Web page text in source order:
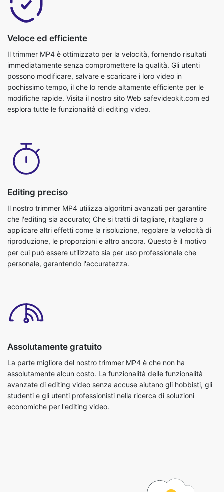
Il trimmer MP4 è ottimizzato per la velocità, fornendo risultati
immediatamente senza compromettere la qualità. Gli utenti
pochissimo tempo, il che lo rende altamente efficiente per le
modifiche rapide. Visita il nostro sito Web safevideokit.com ed
esplora tutte le funzionalità di editing video.
Editing preciso
Il nostro trimmer MP4 utilizza algoritmi avanzati per garantire
che l'editing sia accurato; Che si tratti di tagliare, ritagliare o
riproduzione, le proporzioni e altro ancora. Questo è il motivo
per cui può essere utilizzato sia per uso professionale che
personale, garantendo l'accuratezza.
Assolutamente gratuito
La parte migliore del nostro trimmer MP4 è che non ha
studenti e gli utenti professionisti nella ricerca di soluzioni
economiche per l'editing video.